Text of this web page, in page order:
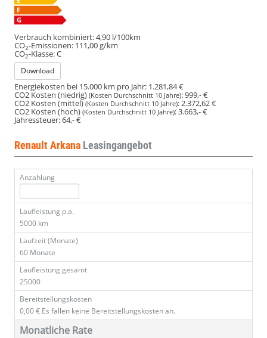
Verbrauch kombiniert:4,90 l/100km
CO2-Emissionen: 111,00 g/km
CO2-Klasse:C
Download
Energiekosten bei 15.000 km pro Jahr: 1.281,84 €
CO2 Kosten (niedrig) (Kosten Durchschnitt 10 Jahre):999,- €
CO2 Kosten (mittel)(Kosten Durchschnitt 10 Jahre):2.372,62 €
CO2 Kosten (hoch) (Kosten Durchschnitt 10 Jahre):3.663,- €
Jahressteuer:64,- €
Renault Arkana Leasingangebot
Anzahlung
Laufleistung p.a.
5000 km
Laufzeit (Monate)
60 Monate
Laufleistung gesamt
25000
Bereitstellungskosten
0,00 € Es fallen keine Bereitstellungskosten an.
Monatliche Rate